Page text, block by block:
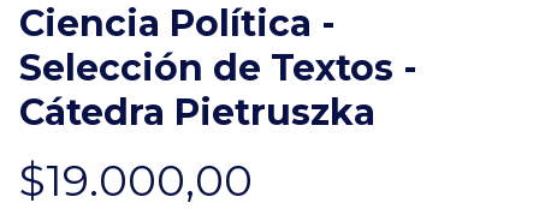
Ciencia Política -
Selección de Textos -
Cátedra Pietruszka
$19.000,00